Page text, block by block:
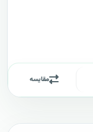
مقایسه